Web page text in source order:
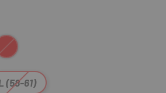
(58-61)